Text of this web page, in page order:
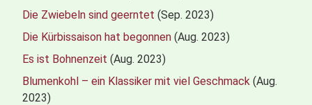
Die Zwiebeln sind geerntet (Sep. 2023)
Die Kürbissaison hat begonnen (Aug. 2023)
Es ist Bohnenzeit (Aug. 2023)
Blumenkohl – ein Klassiker mit viel Geschmack (Aug.
2023)